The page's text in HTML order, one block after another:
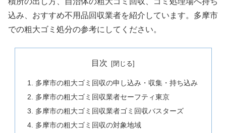
込み、おすすめ不用品回収業者を紹介しています。多摩市
での粗大ゴミ処分の参考にしてください。
目次
多摩市の粗大ゴミ回収の申し込み・収集・持ち込み
多摩市の粗大ゴミ回収業者セーフティ東京
多摩市の粗大ゴミ回収業者ゴミ回収バスターズ
多摩市の粗大ゴミ回収の対象地域